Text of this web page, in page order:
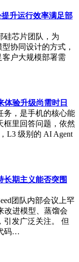
升运行效率满足部
硅芯片团队，为
协同设计的方式，
客户大规模部署需
体验升级尚需时日
务，是手机的核心能
框里回答问题，依然
L3 级别的 AI Agent
长期主义能否突围
团队内部会议上罕
改进模型、蒸馏会
引发广泛关注。 但
码…